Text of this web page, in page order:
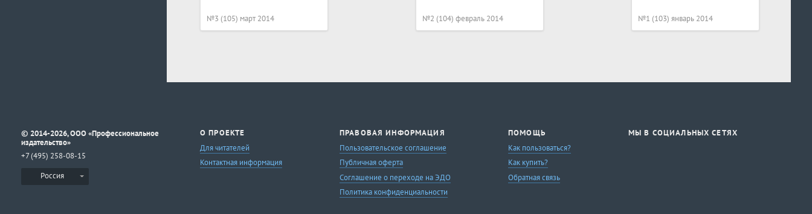
№3 (105) март 2014 №2 (104) февраль 2014 №1 (103) январь 2014
© 2014-2026, ООО «Профессиональное
издательство»
+7 (495) 258-08-15
Россия
О ПРОЕКТЕ
Для читателей
Контактная информация
ПРАВОВАЯ ИНФОРМАЦИЯ
Пользовательское соглашение
Публичная оферта
Соглашение о переходе на ЭДО
Политика конфиденциальности
ПОМОЩЬ
Как пользоваться?
Как купить?
Обратная связь
МЫ В СОЦИАЛЬНЫХ СЕТЯХ